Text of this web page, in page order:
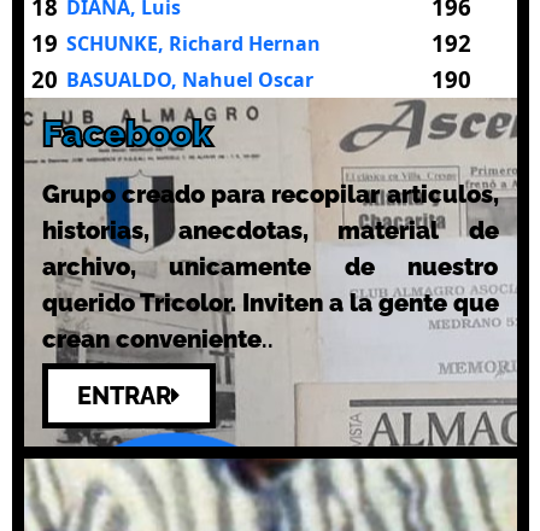
18 DIANA, Luis
196
19 SCHUNKE, Richard Hernan
192
20 BASUALDO, Nahuel Oscar 190
Facebook
Grupo creado para recopilar articulos,
historias, anecdotas, material de
archivo, unicamente de nuestro
querido Tricolor. Inviten a la gente que
crean conveniente..
ENTRAR